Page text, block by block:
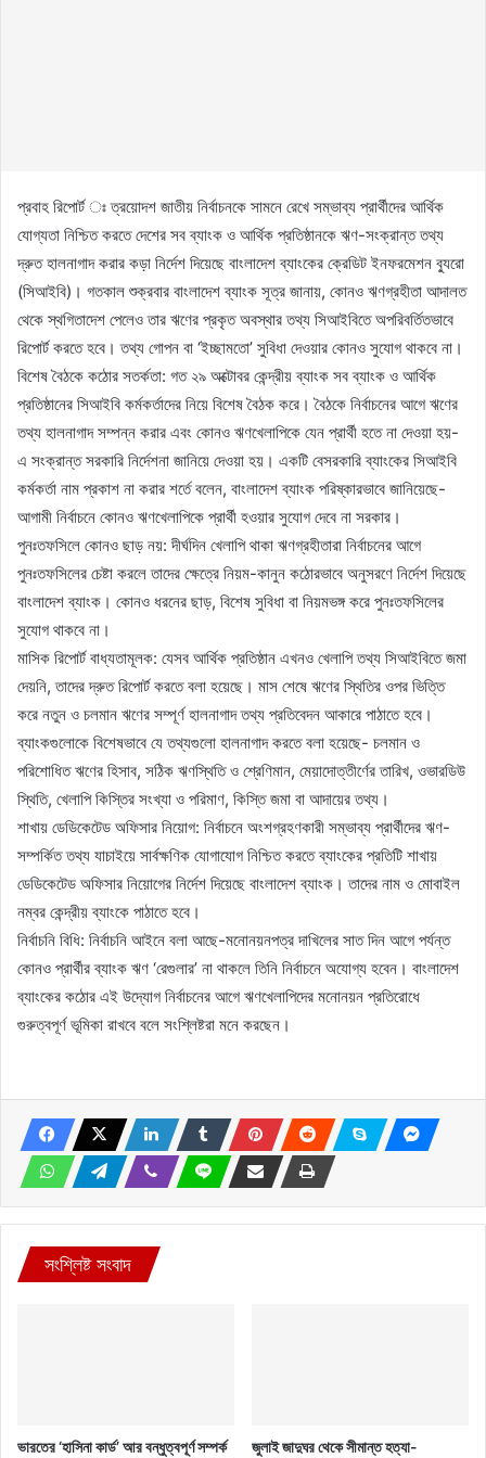
প্রবাহ রিপোর্ট ঃ ত্রয়োদশ জাতীয় নির্বাচনকে সামনে রেখে সম্ভাব্য প্রার্থীদের আর্থিক
যোগ্যতা নিশ্চিত করতে দেশের সব ব্যাংক ও আর্থিক প্রতিষ্ঠানকে ঋণ-সংক্রান্ত তথ্য
দ্রুত হালনাগাদ করার কড়া নির্দেশ দিয়েছে বাংলাদেশ ব্যাংকের ক্রেডিট ইনফরমেশন ব্যুরো
(সিআইবি)। গতকাল শুক্রবার বাংলাদেশ ব্যাংক সূত্র জানায়, কোনও ঋণগ্রহীতা আদালত
থেকে স্থগিতাদেশ পেলেও তার ঋণের প্রকৃত অবস্থার তথ্য সিআইবিতে অপরিবর্তিতভাবে
রিপোর্ট করতে হবে। তথ্য গোপন বা ‘ইচ্ছামতো’ সুবিধা দেওয়ার কোনও সুযোগ থাকবে না।
বিশেষ বৈঠকে কঠোর সতর্কতা: গত ২৯ অক্টোবর কেন্দ্রীয় ব্যাংক সব ব্যাংক ও আর্থিক
প্রতিষ্ঠানের সিআইবি কর্মকর্তাদের নিয়ে বিশেষ বৈঠক করে। বৈঠকে নির্বাচনের আগে ঋণের
তথ্য হালনাগাদ সম্পন্ন করার এবং কোনও ঋণখেলাপিকে যেন প্রার্থী হতে না দেওয়া হয়-
এ সংক্রান্ত সরকারি নির্দেশনা জানিয়ে দেওয়া হয়। একটি বেসরকারি ব্যাংকের সিআইবি
কর্মকর্তা নাম প্রকাশ না করার শর্তে বলেন, বাংলাদেশ ব্যাংক পরিষ্কারভাবে জানিয়েছে-
আগামী নির্বাচনে কোনও ঋণখেলাপিকে প্রার্থী হওয়ার সুযোগ দেবে না সরকার।
পুনঃতফসিলে কোনও ছাড় নয়: দীর্ঘদিন খেলাপি থাকা ঋণগ্রহীতারা নির্বাচনের আগে
পুনঃতফসিলের চেষ্টা করলে তাদের ক্ষেত্রে নিয়ম-কানুন কঠোরভাবে অনুসরণে নির্দেশ দিয়েছে
বাংলাদেশ ব্যাংক। কোনও ধরনের ছাড়, বিশেষ সুবিধা বা নিয়মভঙ্গ করে পুনঃতফসিলের
সুযোগ থাকবে না।
মাসিক রিপোর্ট বাধ্যতামূলক: যেসব আর্থিক প্রতিষ্ঠান এখনও খেলাপি তথ্য সিআইবিতে জমা
দেয়নি, তাদের দ্রুত রিপোর্ট করতে বলা হয়েছে। মাস শেষে ঋণের স্থিতির ওপর ভিত্তি
করে নতুন ও চলমান ঋণের সম্পূর্ণ হালনাগাদ তথ্য প্রতিবেদন আকারে পাঠাতে হবে।
ব্যাংকগুলোকে বিশেষভাবে যে তথ্যগুলো হালনাগাদ করতে বলা হয়েছে- চলমান ও
পরিশোধিত ঋণের হিসাব, সঠিক ঋণস্থিতি ও শ্রেণিমান, মেয়াদোত্তীর্ণের তারিখ, ওভারডিউ
স্থিতি, খেলাপি কিস্তির সংখ্যা ও পরিমাণ, কিস্তি জমা বা আদায়ের তথ্য।
শাখায় ডেডিকেটেড অফিসার নিয়োগ: নির্বাচনে অংশগ্রহণকারী সম্ভাব্য প্রার্থীদের ঋণ-
সম্পর্কিত তথ্য যাচাইয়ে সার্বক্ষণিক যোগাযোগ নিশ্চিত করতে ব্যাংকের প্রতিটি শাখায়
ডেডিকেটেড অফিসার নিয়োগের নির্দেশ দিয়েছে বাংলাদেশ ব্যাংক। তাদের নাম ও মোবাইল
নম্বর কেন্দ্রীয় ব্যাংকে পাঠাতে হবে।
নির্বাচনি বিধি: নির্বাচনি আইনে বলা আছে-মনোনয়নপত্র দাখিলের সাত দিন আগে পর্যন্ত
কোনও প্রার্থীর ব্যাংক ঋণ ‘রেগুলার’ না থাকলে তিনি নির্বাচনে অযোগ্য হবেন। বাংলাদেশ
ব্যাংকের কঠোর এই উদ্যোগ নির্বাচনের আগে ঋণখেলাপিদের মনোনয়ন প্রতিরোধে
গুরুত্বপূর্ণ ভূমিকা রাখবে বলে সংশ্লিষ্টরা মনে করছেন।
সংশ্লিষ্ট সংবাদ
ভারতের ‘হাসিনা কার্ড’ আর বন্ধুত্বপূর্ণ সম্পর্ক জুলাই জাদুঘর থেকে সীমান্ত হত্যা-